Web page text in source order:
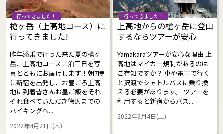
行ってきました！
槍ヶ岳（上高地コース）に
行ってきました!
昨年添乗で行った来た夏の槍ヶ
岳、上高地コース二泊三日を写
真とともにお届けします！朝7時
に新宿を出発し、お昼ごろ上高
地に到着皆さんお昼ご飯をそれ
ぞれ食べていただき徳沢までの
ハイキングへ...
2022年4月21日(木)
行ってきました！
上高地からの槍ヶ岳に登山
するならツアーが安心
Yamakaraツアーが安心な理由 上
高地はマイカー規制があるのは
ご存知ですか？ 車や電車で行く
と沢渡でシャトルバスに乗り換
える必要があります。 ツアーを
利用すると新宿からバス...
2022年6月4日(土)